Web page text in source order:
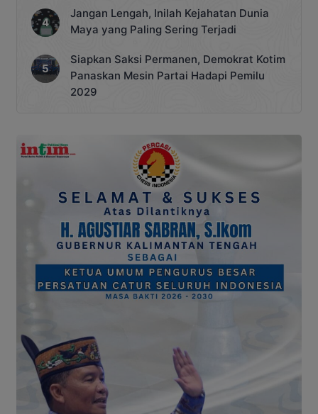
Jangan Lengah, Inilah Kejahatan Dunia
Maya yang Paling Sering Terjadi
Siapkan Saksi Permanen, Demokrat Kotim
Panaskan Mesin Partai Hadapi Pemilu
2029